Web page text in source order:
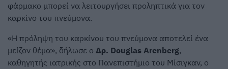
φάρμακο μπορεί να λειτουργήσει προληπτικά για τον
καρκίνο του πνεύμονα.
«Η πρόληψη του καρκίνου του πνεύμονα αποτελεί ένα
μείζον θέμα», δήλωσε ο Δρ. Douglas Arenberg,
καθηγητής ιατρικής στο Πανεπιστήμιο του Μίσιγκαν, ο